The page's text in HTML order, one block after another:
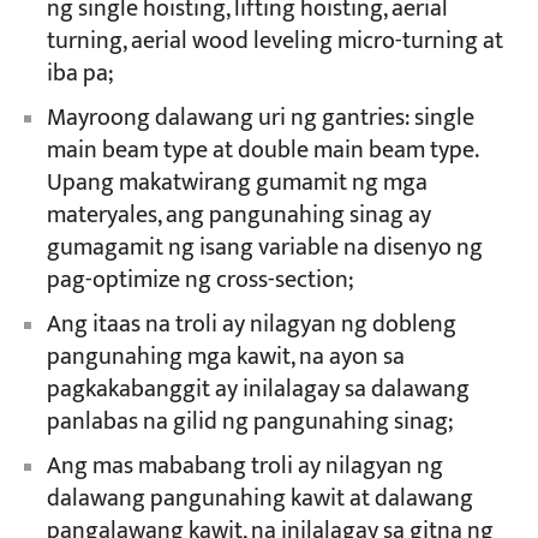
ng single hoisting, lifting hoisting, aerial
turning, aerial wood leveling micro-turning at
iba pa;
Mayroong dalawang uri ng gantries: single
main beam type at double main beam type.
Upang makatwirang gumamit ng mga
materyales, ang pangunahing sinag ay
gumagamit ng isang variable na disenyo ng
pag-optimize ng cross-section;
Ang itaas na troli ay nilagyan ng dobleng
pangunahing mga kawit, na ayon sa
pagkakabanggit ay inilalagay sa dalawang
panlabas na gilid ng pangunahing sinag;
Ang mas mababang troli ay nilagyan ng
dalawang pangunahing kawit at dalawang